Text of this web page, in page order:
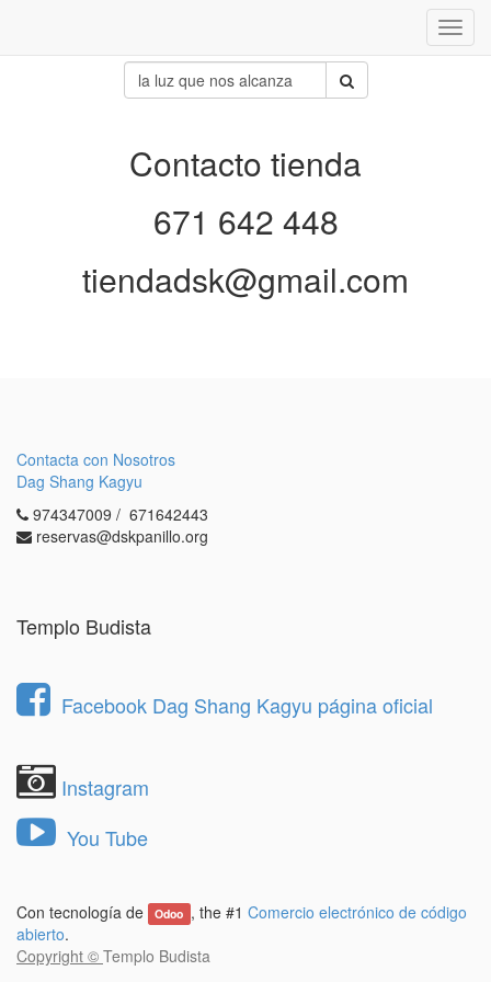
Contacto tienda
671 642 448
tiendadsk@gmail.com
Contacta con Nosotros
Dag Shang Kagyu
974347009 / 671642443
reservas@dskpanillo.org
Templo Budista
Facebook Dag Shang Kagyu página oficial
Instagram
You Tube
Con tecnología de Odoo , the #1 Comercio electrónico de código
abierto.
Copyright © Templo Budista